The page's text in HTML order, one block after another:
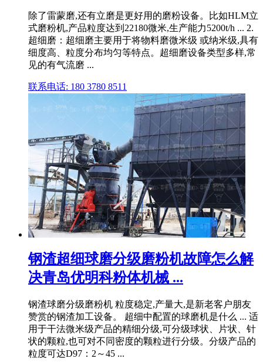
除了雷蒙磨,还有立磨是更好用的磨粉设备。比如HLM立
式磨粉机,产品粒度达到22180微米,生产能力5200t/h ... 2.
超细磨：超细磨主要用于将物料磨微米级 或纳米级,具有
细度高、粒度分布均匀等特点。超细磨设备类型多样,常
见的有气流磨 ...
联系电话: 180 3780 8511
钢渣超细球磨分级磨粉机故障怎么解
决青岛优明科粉体机械 ...
钢渣球磨分级磨粉机 粒度稳定,产量大,是新老客户朋友
赞赏的钢渣加工设备。 超细中配置的球磨机是什么 ... 适
用于干法微米级产品的精细分级,可分级球状、片状、针
状的颗粒,也可对不同密度的颗粒进行分级。分级产品的
粒度可达D97：2～45 ...